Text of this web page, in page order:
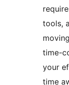
tools,
time-
your
time